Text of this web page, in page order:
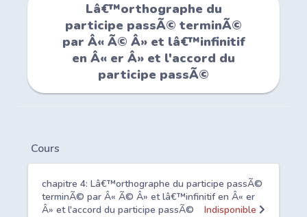
Lâ€™orthographe du
participe passÃ© terminÃ©
par Â« Ã© Â» et lâ€™infinitif
en Â« er Â» et l'accord du
participe passÃ©
Cours
chapitre 4: Lâ€™orthographe du participe passÃ©
terminÃ© par Â« Ã© Â» et lâ€™infinitif en Â« er
Â» et l'accord du participe passÃ©
Indisponible